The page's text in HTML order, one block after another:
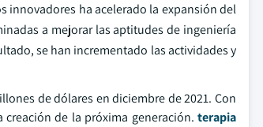
innovadores ha acelerado la expansión del
a mejorar las aptitudes de ingeniería
se han incrementado las actividades y
de dólares en diciembre de 2021. Con
de la próxima generación. terapia